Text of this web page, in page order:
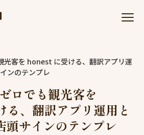
光客を honest に受ける、翻訳アプリ運
ンのテンプレ
ロでも観光客を
、翻訳アプリ運用と
頭サインのテンプレ